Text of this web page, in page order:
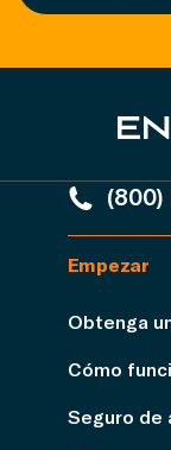
(800)
Empezar
Obtenga
Cómo
Seguro de